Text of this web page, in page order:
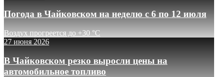
Погода в Чайковском на неделю с 6 по 12 июля
Воздух прогреется до +30 °C
27 июня 2026
В Чайковском резко выросли цены на
автомобильное топливо